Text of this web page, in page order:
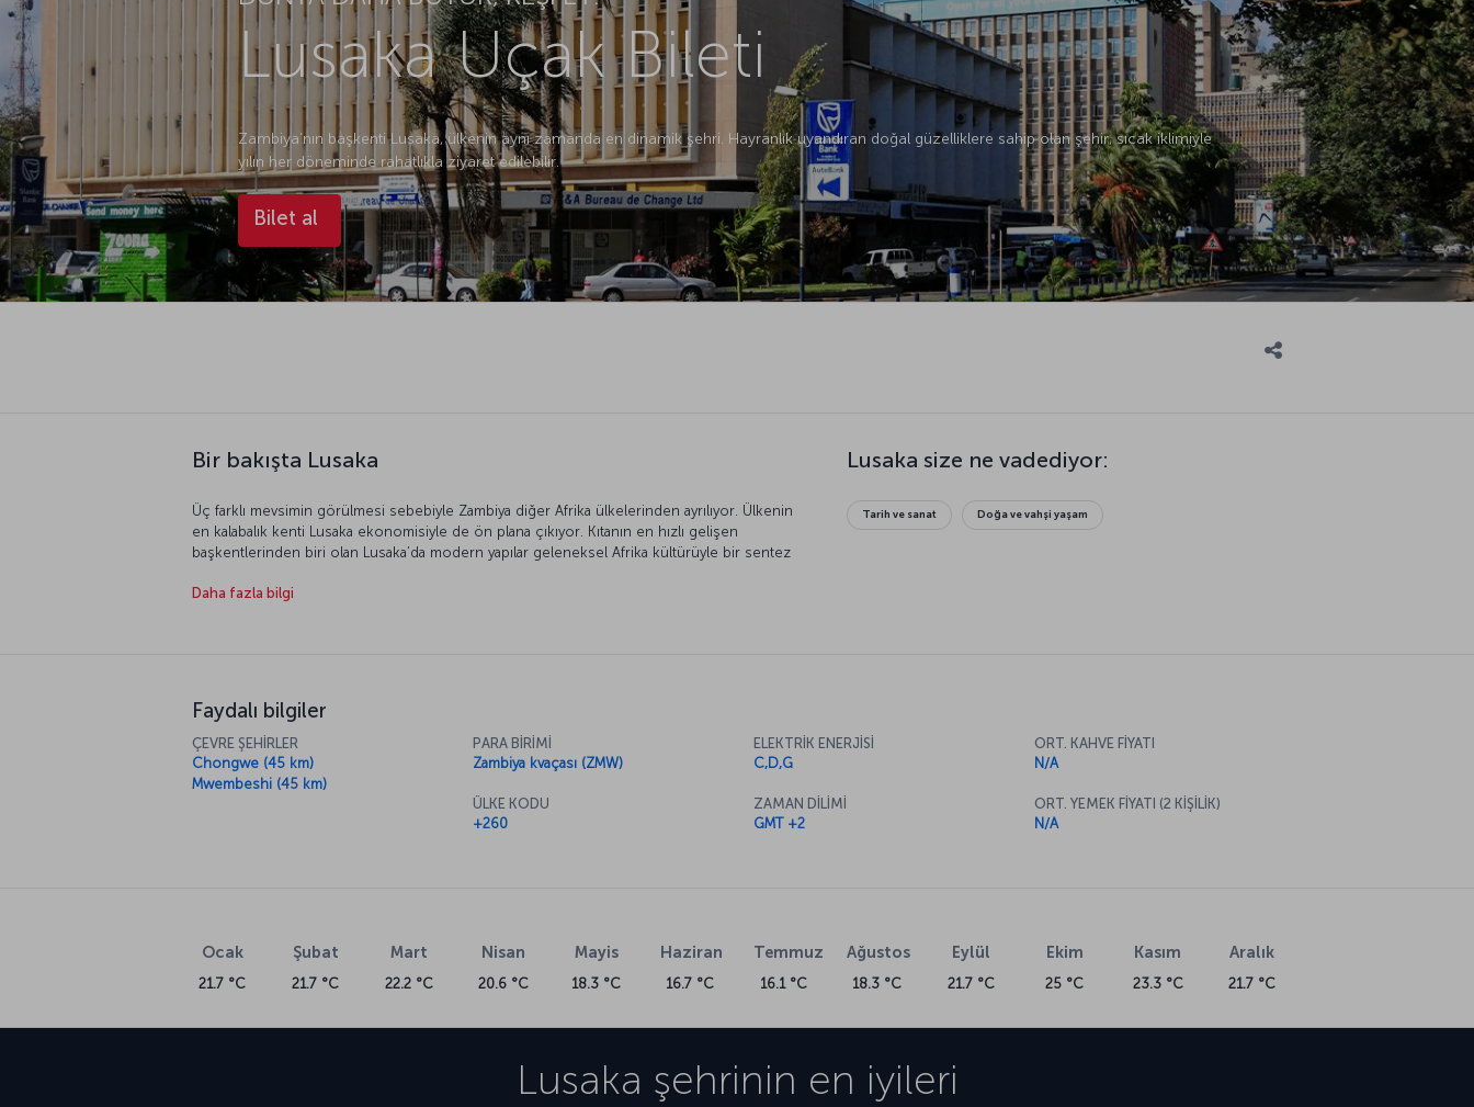
Lusaka Uçak Bileti
Zambiya’nın başkenti Lusaka, ülkenin aynı zamanda en dinamik şehri. Hayranlık uyandıran doğal güzelliklere sahip olan şehir, sıcak iklimiyle
yılın her döneminde rahatlıkla ziyaret edilebilir.
Bilet al
Bir bakışta Lusaka
Üç farklı mevsimin görülmesi sebebiyle Zambiya diğer Afrika ülkelerinden ayrılıyor. Ülkenin
en kalabalık kenti Lusaka ekonomisiyle de ön plana çıkıyor. Kıtanın en hızlı gelişen
başkentlerinden biri olan Lusaka’da modern yapılar geleneksel Afrika kültürüyle bir sentez
Daha fazla bilgi
Lusaka size ne vadediyor:
Tarih ve sanat Doğa ve vahşi yaşam
Faydalı bilgiler
ÇEVRE ŞEHİRLER
Chongwe (45 km)
Mwembeshi (45 km)
PARA BİRİMİ
Zambiya kvaçası (ZMW)
ÜLKE KODU
+260
ELEKTRİK ENERJİSİ
C,D,G
ZAMAN DİLİMİ
GMT +2
ORT. KAHVE FİYATI
N/A
ORT. YEMEK FİYATI (2 KİŞİLİK)
N/A
Ocak
21.7 °C
Şubat
21.7 °C
Mart
22.2 °C
Nisan
20.6 °C
Mayis
18.3 °C
Haziran
16.7 °C
Temmuz
16.1 °C
Ağustos
18.3 °C
Eylül
21.7 °C
Ekim
25 °C
Kasım
23.3 °C
Aralık
21.7 °C
Lusaka şehrinin en iyileri